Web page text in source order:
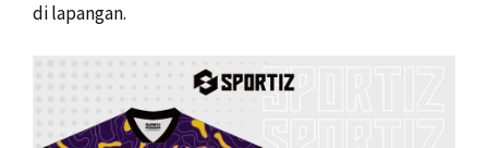
di lapangan.